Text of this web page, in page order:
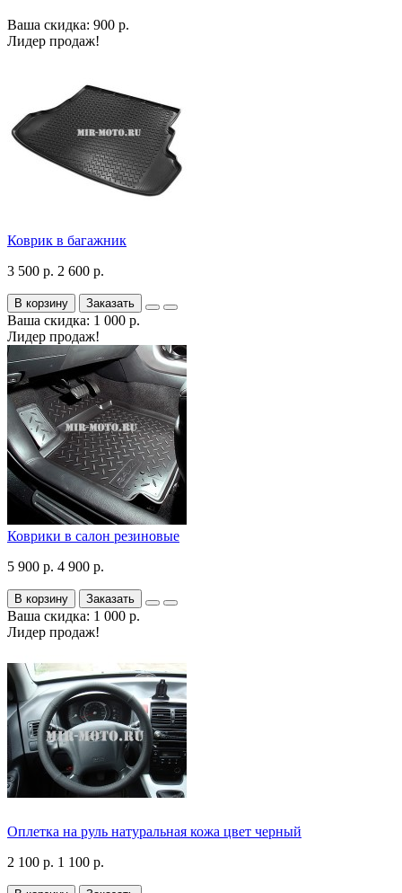
Ваша скидка: 900 р.
Лидер продаж!
Коврик в багажник
3 500 р. 2 600 р.
В корзину Заказать
Ваша скидка: 1 000 р.
Лидер продаж!
Коврики в салон резиновые
5 900 р. 4 900 р.
В корзину Заказать
Ваша скидка: 1 000 р.
Лидер продаж!
Оплетка на руль натуральная кожа цвет черный
2 100 р. 1 100 р.